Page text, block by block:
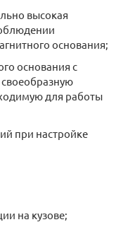
высокая
основания;
основания с
для работы
при настройке
на кузове;